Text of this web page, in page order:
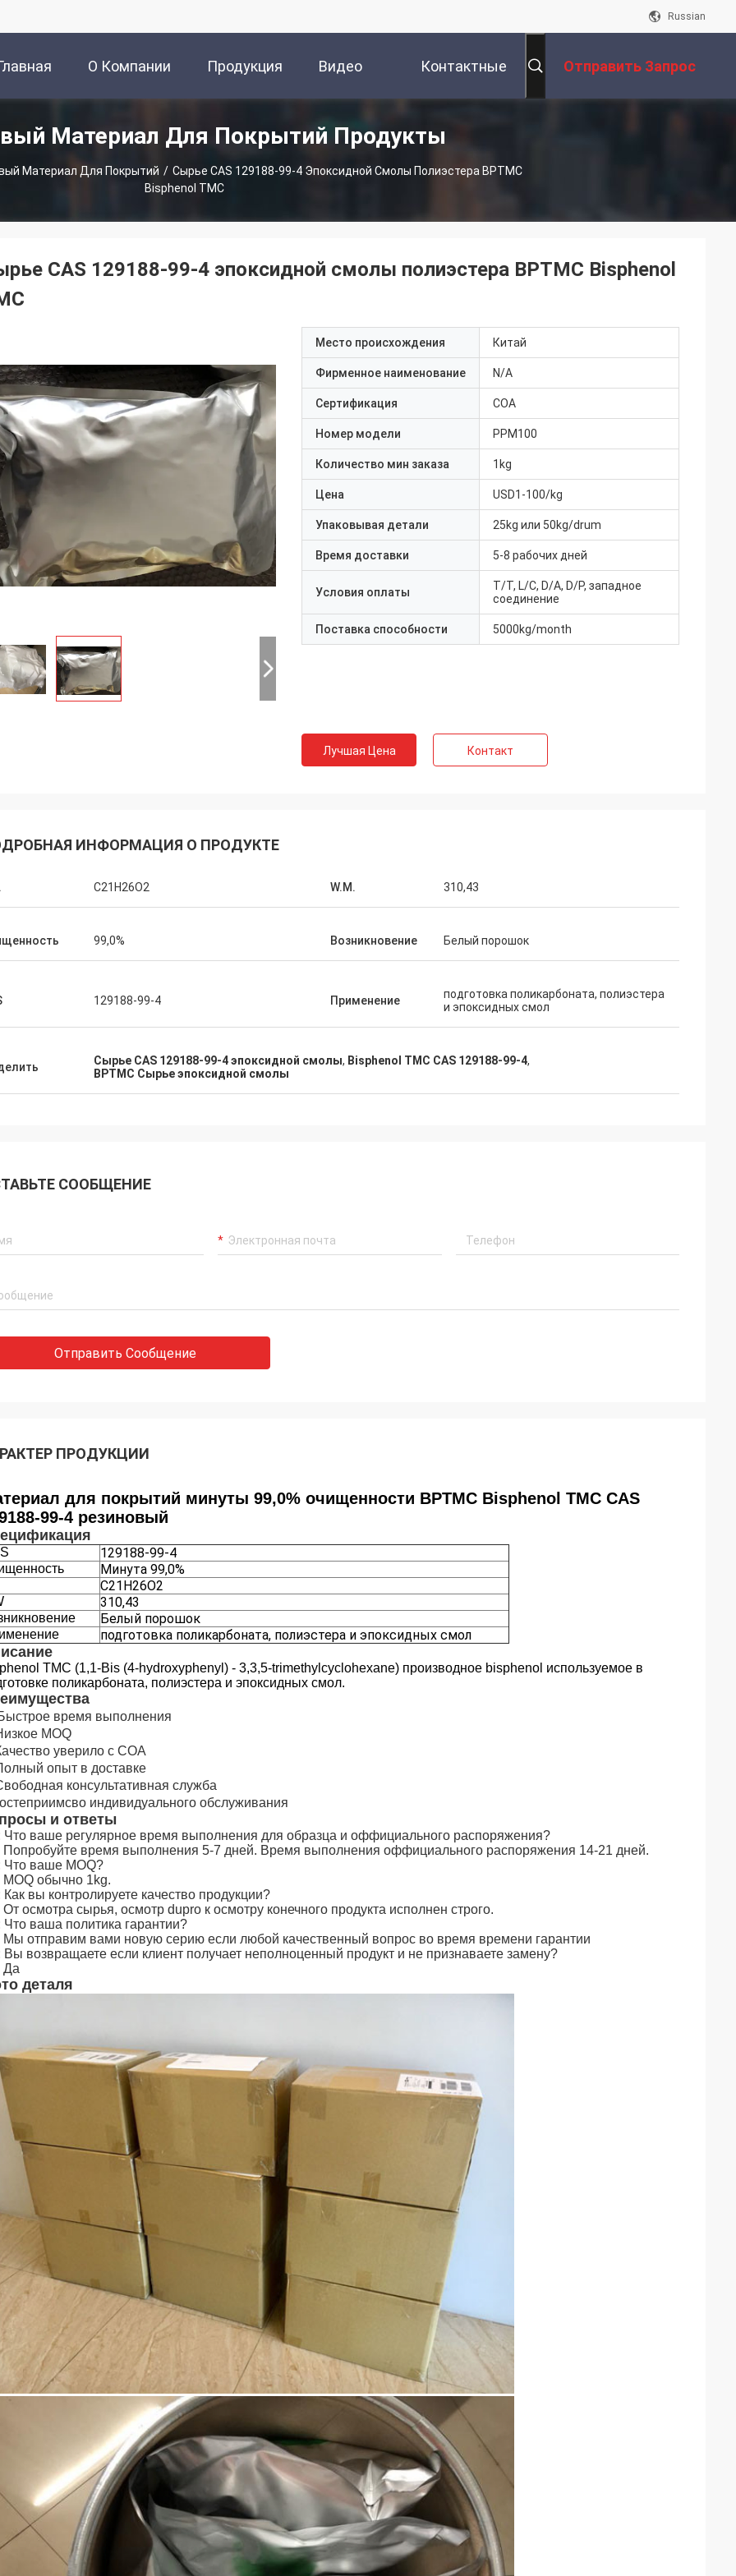
Russian
О Компании Продукция Видео Контактные Отправить Запрос
Материал Для Покрытий Продукты
Материал Для Покрытий / Сырье CAS 129188-99-4 Эпоксидной Смолы Полиэстера BPTMC
Bisphenol TMC
ими с вами.
ожидания, действительно
подгоняя, доставка, обслуживание
CAS 129188-99-4 эпоксидной смолы полиэстера BPTMC Bisphenol
Место происхождения Китай
Фирменное наименование N/A
Сертификация COA
Номер модели PPM100
Количество мин заказа 1kg
Цена USD1-100/kg
Упаковывая детали 25kg или 50kg/drum
Время доставки 5-8 рабочих дней
Условия оплаты
T/T, L/C, D/A, D/P, западное
соединение
Поставка способности 5000kg/month
Лучшая Цена Контакт
ИНФОРМАЦИЯ О ПРОДУКТЕ
C21H26O2 W.M. 310,43
99,0% Возникновение Белый порошок
129188-99-4 Применение
подготовка поликарбоната, полиэстера
и эпоксидных смол
Сырье CAS 129188-99-4 эпоксидной смолы, Bisphenol TMC CAS 129188-99-4,
BPTMC Сырье эпоксидной смолы
СООБЩЕНИЕ
Отправить Сообщение
ПРОДУКЦИИ
для покрытий минуты 99,0% очищенности BPTMC Bisphenol TMC CAS
99-4 резиновый
129188-99-4
Минута 99,0%
C21H26O2
310,43
Белый порошок
подготовка поликарбоната, полиэстера и эпоксидных смол
TMC (1,1-Bis (4-hydroxyphenyl) - 3,3,5-trimethylcyclohexane) производное bisphenol используемое в
поликарбоната, полиэстера и эпоксидных смол.
время выполнения
MOQ
уверило с COA
опыт в доставке
консультативная служба
индивидуального обслуживания
и ответы
Что ваше регулярное время выполнения для образца и оффициального распоряжения?
Попробуйте время выполнения 5-7 дней. Время выполнения оффициального распоряжения 14-21 дней.
Что ваше MOQ?
MOQ обычно 1kg.
Как вы контролируете качество продукции?
От осмотра сырья, осмотр dupro к осмотру конечного продукта исполнен строго.
Что ваша политика гарантии?
Мы отправим вами новую серию если любой качественный вопрос во время времени гарантии
Вы возвращаете если клиент получает неполноценный продукт и не признаваете замену?
Да
деталя